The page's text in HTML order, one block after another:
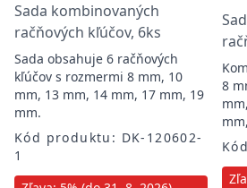
Sada kombinovaných
račňových kľúčov, 6ks
Sada obsahuje 6 račňových
kľúčov s rozmermi 8 mm, 10
mm, 13 mm, 14 mm, 17 mm, 19
mm.
Kód produktu: DK-120602-
1
8